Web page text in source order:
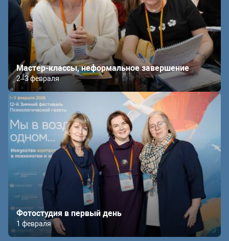
Мастер-классы, неформальное завершение
2–3 февраля
Фотостудия в первый день
1 февраля